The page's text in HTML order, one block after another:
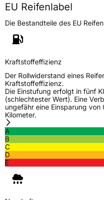
EU Reifenlabel
Die Bestandteile des EU
Kraftstoffeffizienz
Der Rollwiderstand eines
Kraftstoffeffizienz.
Die Einstufung erfolgt in fünf
(schlechtester Wert). Eine
ungefähr eine Einsparung
Kilometer.
A
B
C
D
E